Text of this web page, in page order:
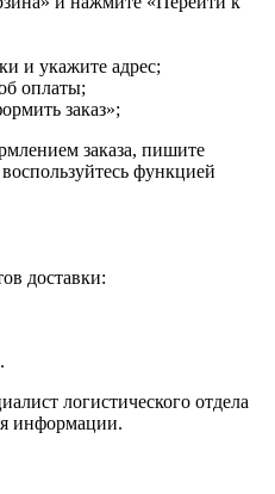
и укажите адрес;
оплаты;
заказ»;
заказа, пишите
функцией
доставки:
логистического отдела
информации.